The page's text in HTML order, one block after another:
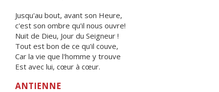
Jusqu'au bout, avant son Heure,
c'est son ombre qu'il nous ouvre!
Nuit de Dieu, Jour du Seigneur !
Tout est bon de ce qu'il couve,
Car la vie que l'homme y trouve
Est avec lui, cœur à cœur.
ANTIENNE